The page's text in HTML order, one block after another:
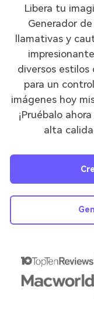
Libera tu
Generador
llamativas y
diversos estilos
para un
imágenes hoy
¡Pruébalo
alta